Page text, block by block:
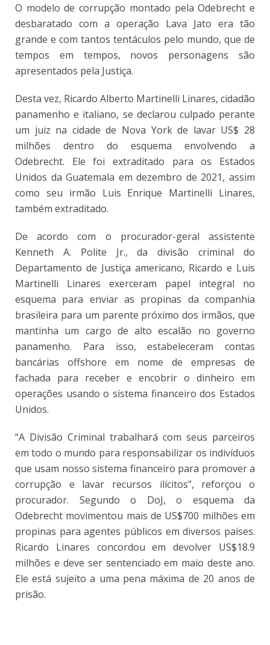
O modelo de corrupção montado pela Odebrecht e
desbaratado com a operação Lava Jato era tão
grande e com tantos tentáculos pelo mundo, que de
tempos em tempos, novos personagens são
apresentados pela Justiça.
Desta vez, Ricardo Alberto Martinelli Linares, cidadão
panamenho e italiano, se declarou culpado perante
um juiz na cidade de Nova York de lavar US$ 28
milhões dentro do esquema envolvendo a
Odebrecht. Ele foi extraditado para os Estados
Unidos da Guatemala em dezembro de 2021, assim
como seu irmão Luis Enrique Martinelli Linares,
também extraditado.
De acordo com o procurador-geral assistente
Kenneth A. Polite Jr., da divisão criminal do
Departamento de Justiça americano, Ricardo e Luis
Martinelli Linares exerceram papel integral no
esquema para enviar as propinas da companhia
brasileira para um parente próximo dos irmãos, que
mantinha um cargo de alto escalão no governo
panamenho. Para isso, estabeleceram contas
bancárias offshore em nome de empresas de
fachada para receber e encobrir o dinheiro em
operações usando o sistema financeiro dos Estados
Unidos.
“A Divisão Criminal trabalhará com seus parceiros
em todo o mundo para responsabilizar os indivíduos
que usam nosso sistema financeiro para promover a
corrupção e lavar recursos ilícitos”, reforçou o
procurador. Segundo o DoJ, o esquema da
Odebrecht movimentou mais de US$700 milhões em
propinas para agentes públicos em diversos países.
Ricardo Linares concordou em devolver US$18.9
milhões e deve ser sentenciado em maio deste ano.
Ele está sujeito a uma pena máxima de 20 anos de
prisão.